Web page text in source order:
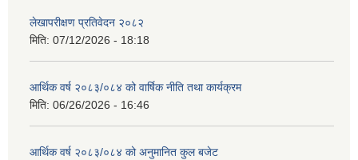
लेखापरीक्षण प्रतिवेदन २०८२
मिति: 07/12/2026 - 18:18
आर्थिक वर्ष २०८३/०८४ को वार्षिक नीति तथा कार्यक्रम
मिति: 06/26/2026 - 16:46
आर्थिक वर्ष २०८३/०८४ को अनुमानित कुल बजेट